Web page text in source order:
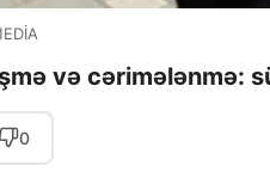
və cərimələnmə:
0